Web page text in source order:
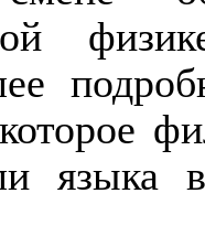
языка в